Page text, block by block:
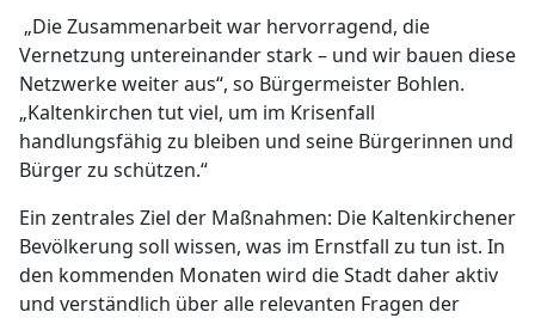
„Die Zusammenarbeit war hervorragend, die
Vernetzung untereinander stark – und wir bauen diese
Netzwerke weiter aus“, so Bürgermeister Bohlen.
„Kaltenkirchen tut viel, um im Krisenfall
handlungsfähig zu bleiben und seine Bürgerinnen und
Bürger zu schützen.“
Ein zentrales Ziel der Maßnahmen: Die Kaltenkirchener
Bevölkerung soll wissen, was im Ernstfall zu tun ist. In
den kommenden Monaten wird die Stadt daher aktiv
und verständlich über alle relevanten Fragen der